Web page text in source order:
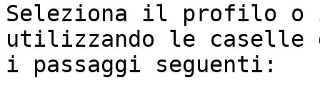
Seleziona il profilo
utilizzando le
i passaggi seguenti: